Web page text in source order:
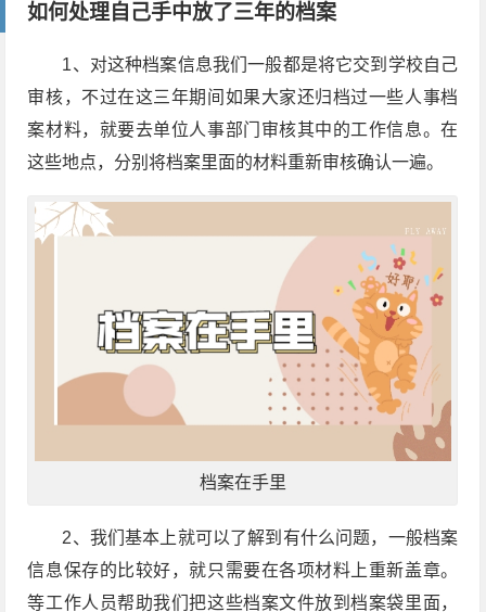
如何处理自己手中放了三年的档案
1、对这种档案信息我们一般都是将它交到学校自己
审核，不过在这三年期间如果大家还归档过一些人事档
案材料，就要去单位人事部门审核其中的工作信息。在
这些地点，分别将档案里面的材料重新审核确认一遍。
档案在手里
2、我们基本上就可以了解到有什么问题，一般档案
信息保存的比较好，就只需要在各项材料上重新盖章。
等工作人员帮助我们把这些档案文件放到档案袋里面，